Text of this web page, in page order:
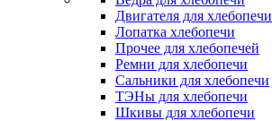
Двигателя для хлебопечи
Лопатка хлебопечи
Прочее для хлебопечей
Ремни для хлебопечи
Сальники для хлебопечи
ТЭНы для хлебопечи
Шкивы для хлебопечи